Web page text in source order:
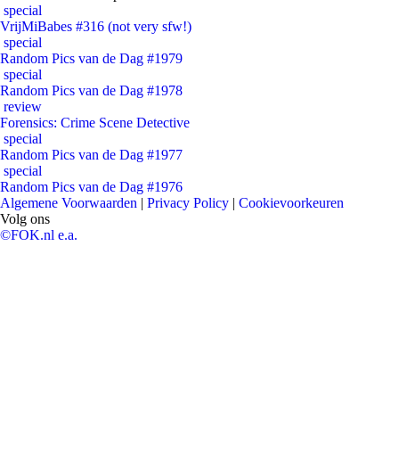
special
VrijMiBabes #316 (not very sfw!)
special
Random Pics van de Dag #1979
special
Random Pics van de Dag #1978
review
Forensics: Crime Scene Detective
special
Random Pics van de Dag #1977
special
Random Pics van de Dag #1976
Algemene Voorwaarden | Privacy Policy | Cookievoorkeuren
Volg ons
©FOK.nl e.a.